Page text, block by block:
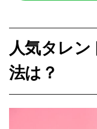
人気タレン
法は？